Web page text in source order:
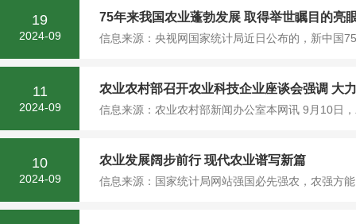
75年来我国农业蓬勃发展 取得举世瞩目的亮
信息来源：央视网国家统计局近日公布的，新中国
19
2024-09
农业农村部召开农业科技企业座谈会强调 大
信息来源：农业农村部新闻办公室本网讯 9月10日
11
2024-09
农业发展阔步前行 现代农业谱写新篇
信息来源：国家统计局网站强国必先强农，农强方
10
2024-09